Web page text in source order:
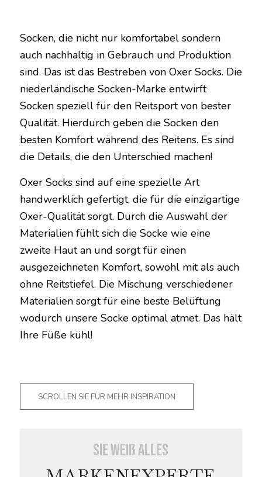
Socken, die nicht nur komfortabel sondern
auch nachhaltig in Gebrauch und Produktion
sind. Das ist das Bestreben von Oxer Socks. Die
niederländische Socken-Marke entwirft
Socken speziell für den Reitsport von bester
Qualität. Hierdurch geben die Socken den
besten Komfort während des Reitens. Es sind
die Details, die den Unterschied machen!
Oxer Socks sind auf eine spezielle Art
handwerklich gefertigt, die für die einzigartige
Oxer-Qualität sorgt. Durch die Auswahl der
Materialien fühlt sich die Socke wie eine
zweite Haut an und sorgt für einen
ausgezeichneten Komfort, sowohl mit als auch
ohne Reitstiefel. Die Mischung verschiedener
Materialien sorgt für eine beste Belüftung
wodurch unsere Socke optimal atmet. Das hält
Ihre Füße kühl!
SCROLLEN SIE FÜR MEHR INSPIRATION
Sie weiß alles